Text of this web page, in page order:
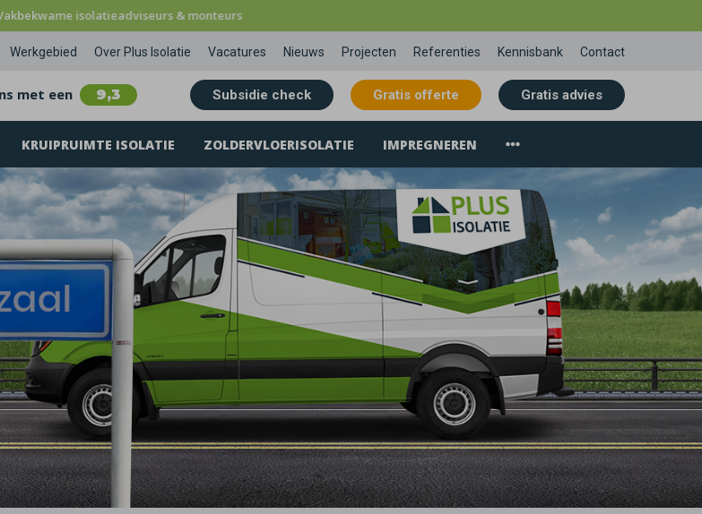
isolatieadviseurs & monteurs
Werkgebied Over Plus Isolatie Vacatures Nieuws Projecten Referenties Kennisbank Contact
met een 9,3 Subsidie check Gratis offerte Gratis advies
KRUIPRUIMTE ISOLATIE ZOLDERVLOERISOLATIE IMPREGNEREN